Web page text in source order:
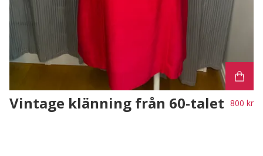
Vintage klänning från 60-talet 800 kr